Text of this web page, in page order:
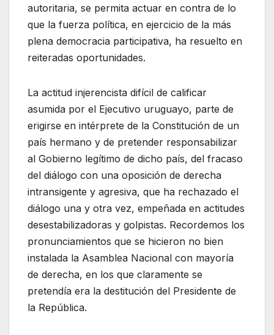
autoritaria, se permita actuar en contra de lo
que la fuerza política, en ejercicio de la más
plena democracia participativa, ha resuelto en
reiteradas oportunidades.
La actitud injerencista difícil de calificar
asumida por el Ejecutivo uruguayo, parte de
erigirse en intérprete de la Constitución de un
país hermano y de pretender responsabilizar
al Gobierno legítimo de dicho país, del fracaso
del diálogo con una oposición de derecha
intransigente y agresiva, que ha rechazado el
diálogo una y otra vez, empeñada en actitudes
desestabilizadoras y golpistas. Recordemos los
pronunciamientos que se hicieron no bien
instalada la Asamblea Nacional con mayoría
de derecha, en los que claramente se
pretendía era la destitución del Presidente de
la República.